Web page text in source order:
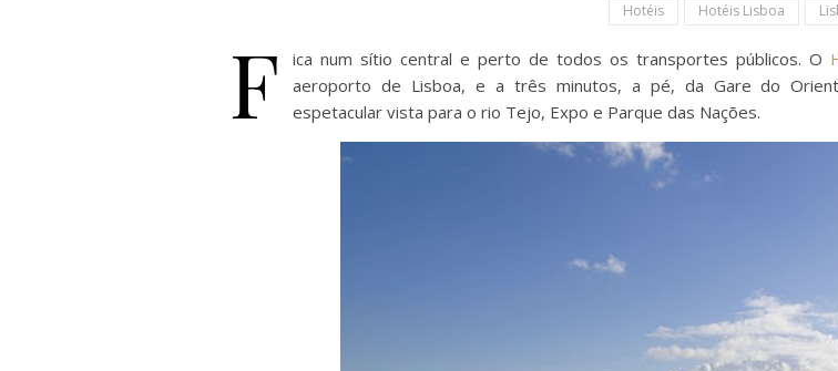
Hotéis Hotéis Lisboa
F ica num sítio central e perto de todos os transportes públicos. O
aeroporto de Lisboa, e a três minutos, a pé, da Gare do
espetacular vista para o rio Tejo, Expo e Parque das Nações.